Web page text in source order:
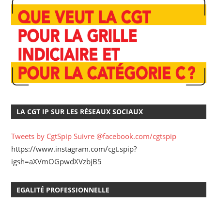
LA CGT IP SUR LES RÉSEAUX SOCIAUX
Tweets by CgtSpip Suivre @facebook.com/cgtspip
https://www.instagram.com/cgt.spip?
igsh=aXVmOGpwdXVzbjB5
EGALITÉ PROFESSIONNELLE